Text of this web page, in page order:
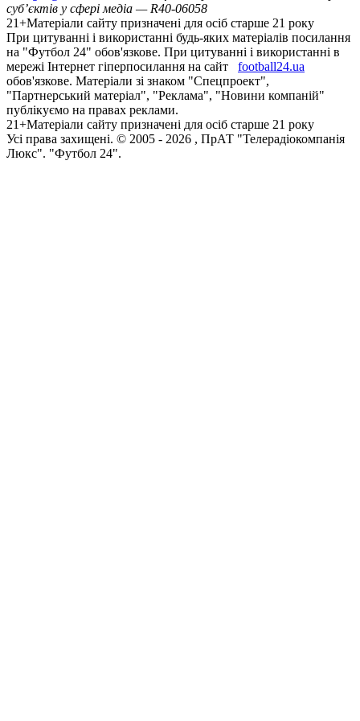
суб’єктів у сфері медіа — R40-06058
21+Матеріали сайту призначені для осіб старше 21 року
При цитуванні і використанні будь-яких матеріалів посилання
на "Футбол 24" обов'язкове. При цитуванні і використанні в
мережі Інтернет гіперпосилання на сайт
football24.ua
обов'язкове. Матеріали зі знаком "Спецпроект",
"Партнерський матеріал", "Реклама", "Новини компаній"
публікуємо на правах реклами.
21+Матеріали сайту призначені для осіб старше 21 року
Усi права захищенi. © 2005 - 2026 , ПрАТ "Телерадіокомпанія
Люкс". "Футбол 24".